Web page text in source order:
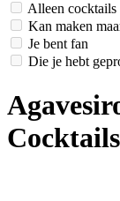
Alleen cocktails
Kan maken
Je bent fan
Die je hebt
Cocktails